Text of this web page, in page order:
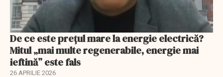
De ce este prețul mare la energie electrică?
Mitul „mai multe regenerabile, energie mai
ieftină” este fals
26 APRILIE 2026